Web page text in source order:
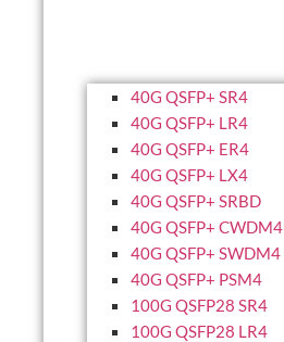
40G QSFP+ SR4
40G QSFP+ LR4
40G QSFP+ ER4
40G QSFP+ LX4
40G QSFP+ SRBD
40G QSFP+ CWDM4
40G QSFP+ SWDM4
40G QSFP+ PSM4
100G QSFP28 SR4
100G QSFP28 LR4